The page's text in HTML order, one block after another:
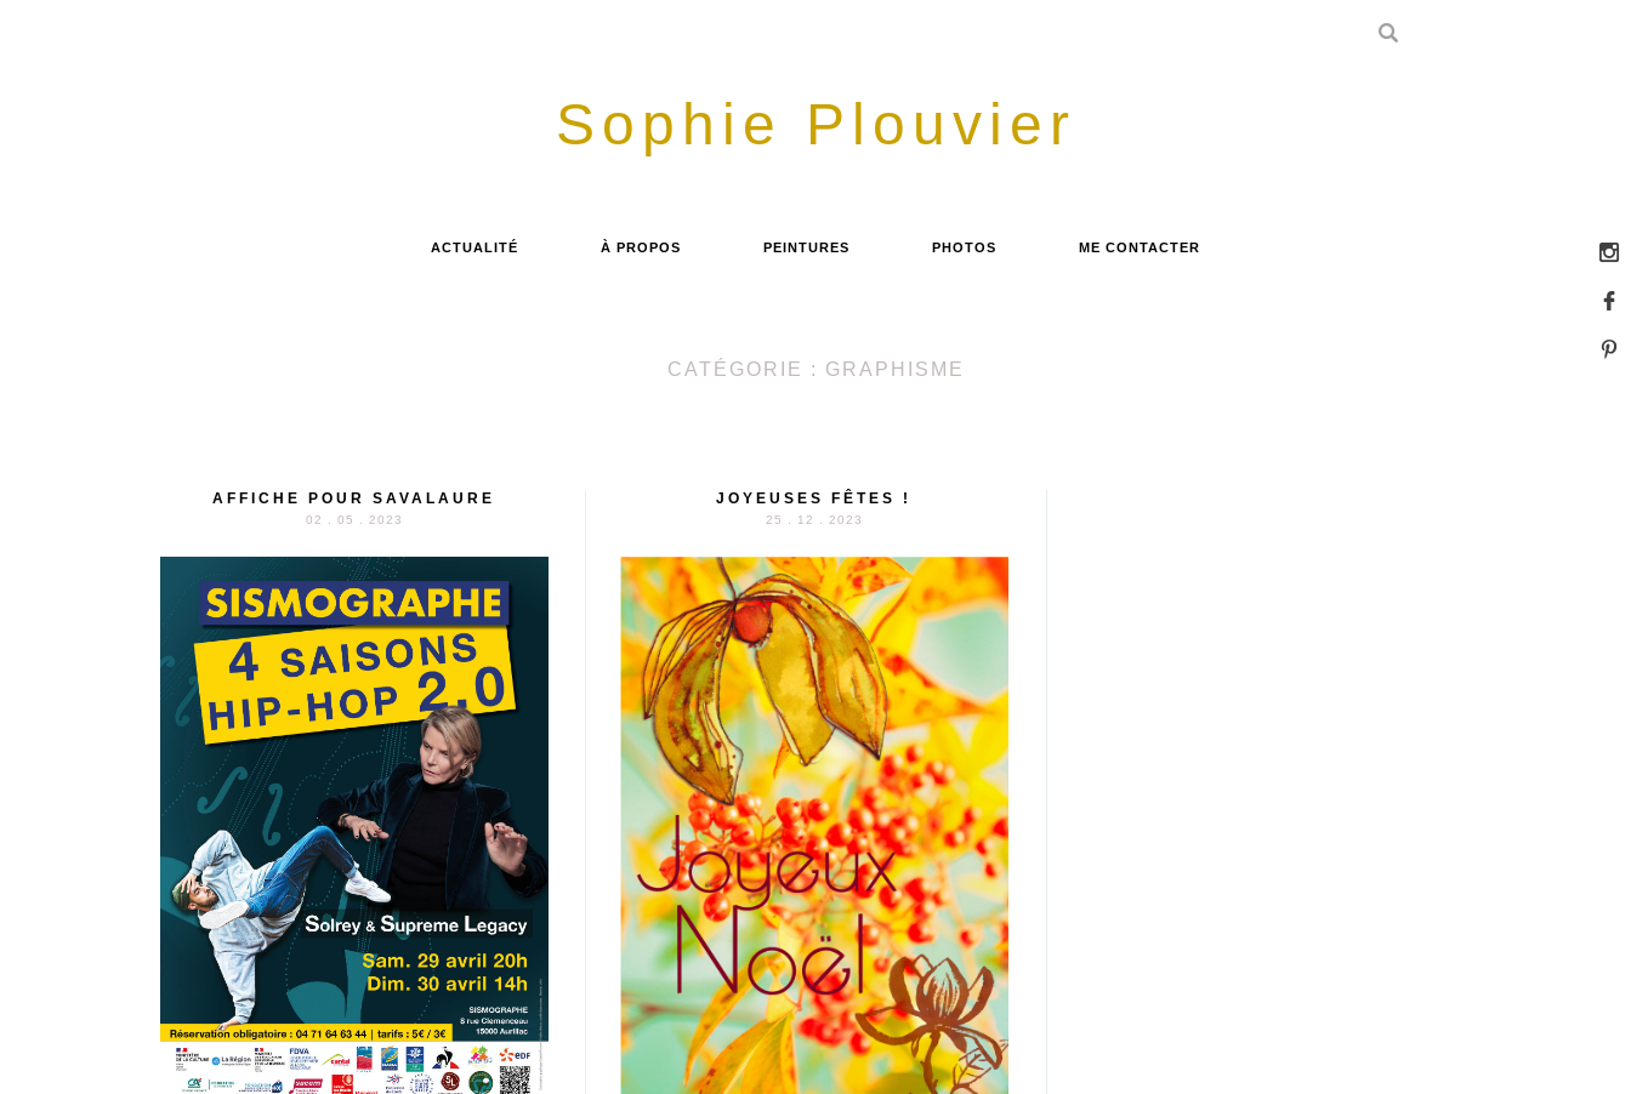
Sophie Plouvier
ACTUALITÉ À PROPOS PEINTURES PHOTOS ME CONTACTER
CATÉGORIE : GRAPHISME
AFFICHE POUR SAVALAURE
02 . 05 . 2023
JOYEUSES FÊTES !
25 . 12 . 2023